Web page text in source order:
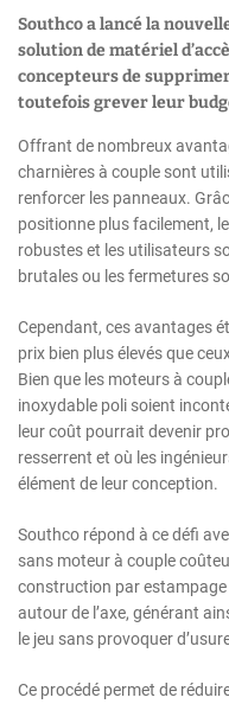
Southco a lancé la
solution de matériel
concepteurs de
toutefois grever leur
Offrant de nombreux
charnières à couple sont
renforcer les panneaux.
positionne plus facilement,
robustes et les utilisateurs
brutales ou les fermetures
Cependant, ces avantages
prix bien plus élevés que
Bien que les moteurs à
inoxydable poli soient
leur coût pourrait devenir
resserrent et où les
élément de leur conception.
Southco répond à ce défi
sans moteur à couple
construction par estampage
autour de l’axe, générant
le jeu sans provoquer
Ce procédé permet de